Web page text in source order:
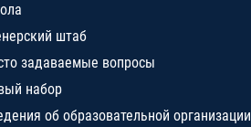
штаб
задаваемые вопросы
набор
об образовательной организации